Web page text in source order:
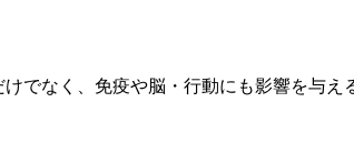
でなく、免疫や脳・行動にも影響を与え